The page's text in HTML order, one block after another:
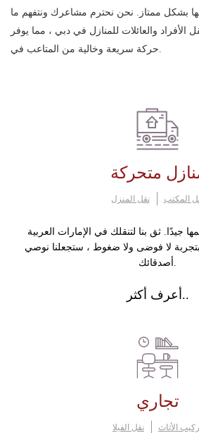
بها بشكل ممتاز. نحن نحترم مشاعرك ونتفهم ما
والعائلات للمنازل في دبي ، مما يوفر
متحركة
نقل المنزل المكتب
جيدًا. ثق بنا لتنقلك في الإمارات العربية
بتجربة لا فوضى ولا ضغوط ، ستجعلنا نوصي
أعرف أكثر..
تجاري
نقل الفيلا الأثاث